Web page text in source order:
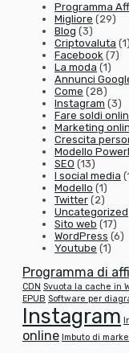
Programma
Migliore (29)
Blog (3)
Criptovaluta (1)
Facebook (7)
La moda (1)
Annunci
Come (28)
Instagram (3)
Fare soldi
Marketing
Crescita
Modello
SEO (13)
I social media
Modello (1)
Twitter (2)
Uncategorized
Sito web (17)
WordPress (6)
Youtube (1)
Programma di
CDN Svuota la cache in
EPUB Software per
Instagram
online Imbuto di